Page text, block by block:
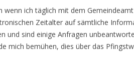
wenn ich täglich mit dem
Zeitalter auf sämtliche
und sind einige Anfragen
mich bemühen, dies über das